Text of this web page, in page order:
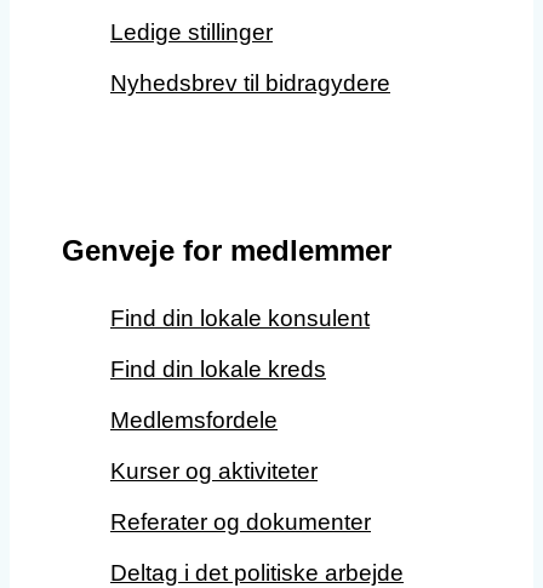
Ledige stillinger
Nyhedsbrev til bidragydere
Genveje for medlemmer
Find din lokale konsulent
Find din lokale kreds
Medlemsfordele
Kurser og aktiviteter
Referater og dokumenter
Deltag i det politiske arbejde